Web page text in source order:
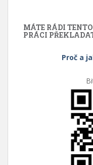
MÁTE RÁDI
PRÁCI
Proč a